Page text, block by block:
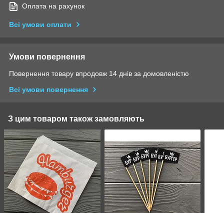
Оплата на рахунок
Всі умови оплати
Умови повернення
Повернення товару впродовж 14 днів за домовленістю
Всі умови повернення
З цим товаром також замовляють